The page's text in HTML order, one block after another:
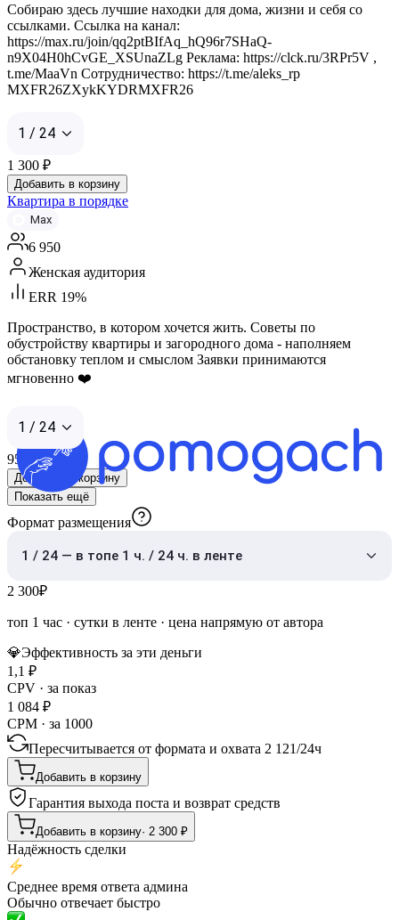
Собираю здесь лучшие находки для дома, жизни и себя со
ссылками. Ссылка на канал:
https://max.ru/join/qq2ptBIfAq_hQ96r7SHaQ-
n9X04H0hCvGE_XSUnaZLg Реклама: https://clck.ru/3RPr5V ,
t.me/MaaVn Сотрудничество: https://t.me/aleks_rp
MXFR26ZXykKYDRMXFR26
1 / 24
1 300 ₽
Добавить в корзину
Квартира в порядке
Max
6 950
Женская аудитория
ERR 19%
Пространство, в котором хочется жить. Советы по
обустройству квартиры и загородного дома - наполняем
обстановку теплом и смыслом Заявки принимаются
мгновенно ❤️
1 / 24
950 ₽
Добавить в корзину
Показать ещё
Формат размещения
1 / 24 — в топе 1 ч. / 24 ч. в ленте
2 300₽
топ 1 час · сутки в ленте · цена напрямую от автора
💎Эффективность за эти деньги
1,1 ₽
CPV · за показ
1 084 ₽
CPM · за 1000
Пересчитывается от формата и охвата 2 121/24ч
Добавить в корзину
Гарантия выхода поста и возврат средств
Добавить в корзину· 2 300 ₽
Надёжность сделки
Среднее время ответа админа
Обычно отвечает быстро